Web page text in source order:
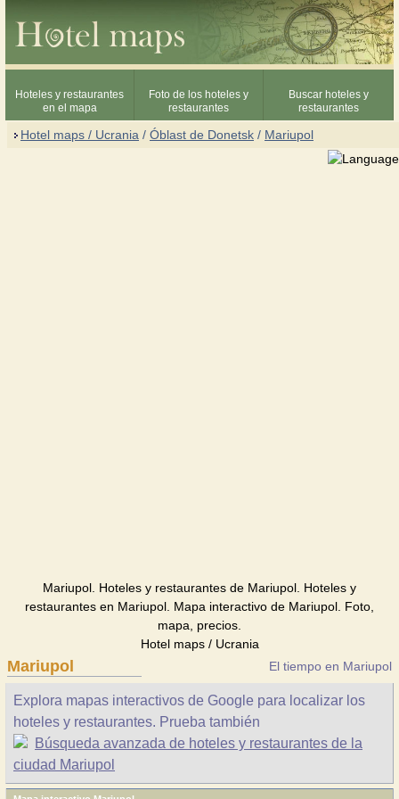
Hoteles y restaurantes
en el mapa
Foto de los hoteles y
restaurantes
Buscar hoteles y
restaurantes
Hotel maps / Ucrania / Óblast de Donetsk / Mariupol
Mariupol. Hoteles y restaurantes de Mariupol. Hoteles y
restaurantes en Mariupol. Mapa interactivo de Mariupol. Foto,
mapa, precios.
Hotel maps / Ucrania
Mariupol El tiempo en Mariupol
Explora mapas interactivos de Google para localizar los
hoteles y restaurantes. Prueba también
Búsqueda avanzada de hoteles y restaurantes de la
ciudad Mariupol